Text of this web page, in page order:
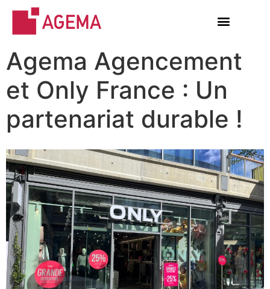
Agema Agencement
et Only France : Un
partenariat durable !​